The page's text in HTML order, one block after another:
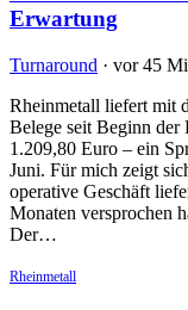
Erwartung
Turnaround · vor 45
Rheinmetall liefert mit
Belege seit Beginn der
1.209,80 Euro – ein
Juni. Für mich zeigt
operative Geschäft
Monaten versprochen
Der…
Rheinmetall